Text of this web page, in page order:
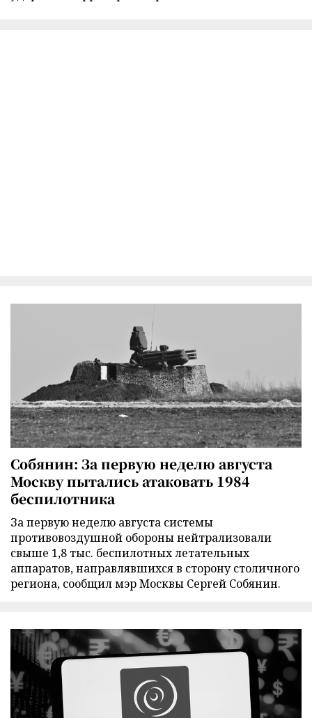
Собянин: За первую неделю августа
Москву пытались атаковать 1984
беспилотника
За первую неделю августа системы
противовоздушной обороны нейтрализовали
свыше 1,8 тыс. беспилотных летательных
аппаратов, направлявшихся в сторону столичного
региона, сообщил мэр Москвы Сергей Собянин.